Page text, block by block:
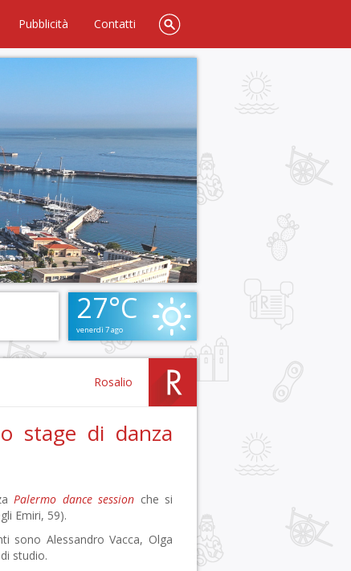
Pubblicità Contatti
27°C
venerdì 7 ago
Rosalio
stage di danza
Palermo dance session che si
Emiri, 59).
sono Alessandro Vacca, Olga
studio.